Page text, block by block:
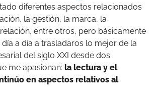
diferentes aspectos relacionados
la gestión, la marca, la
entre otros, pero básicamente
a día a trasladaros lo mejor de la
del siglo XXI desde dos
me apasionan: la lectura y el
en aspectos relativos al